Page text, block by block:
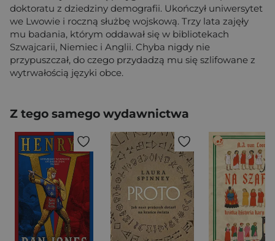
doktoratu z dziedziny demografii. Ukończył uniwersytet
we Lwowie i roczną służbę wojskową. Trzy lata zajęły
mu badania, którym oddawał się w bibliotekach
Szwajcarii, Niemiec i Anglii. Chyba nigdy nie
przypuszczał, do czego przydadzą mu się szlifowane z
wytrwałością języki obce.
Z tego samego wydawnictwa